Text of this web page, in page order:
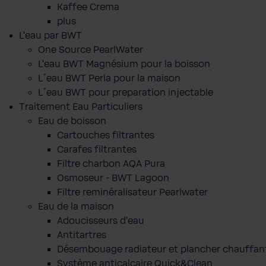
Kaffee Crema
plus
L'eau par BWT
One Source PearlWater
L’eau BWT Magnésium pour la boisson
L´eau BWT Perla pour la maison
L´eau BWT pour preparation injectable
Traitement Eau Particuliers
Eau de boisson
Cartouches filtrantes
Carafes filtrantes
Filtre charbon AQA Pura
Osmoseur - BWT Lagoon
Filtre reminéralisateur Pearlwater
Eau de la maison
Adoucisseurs d'eau
Antitartres
Désembouage radiateur et plancher
Système anticalcaire Quick&Clean